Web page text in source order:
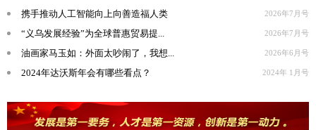
携手推动人工智能向上向善造福人类 2026年7月号
“义乌发展经验”为全球普惠贸易提... 2026年7月号
油画家马玉如：外面太吵闹了，我想... 2026年6月号
2024年达沃斯年会有哪些看点？ 2024年 1月号